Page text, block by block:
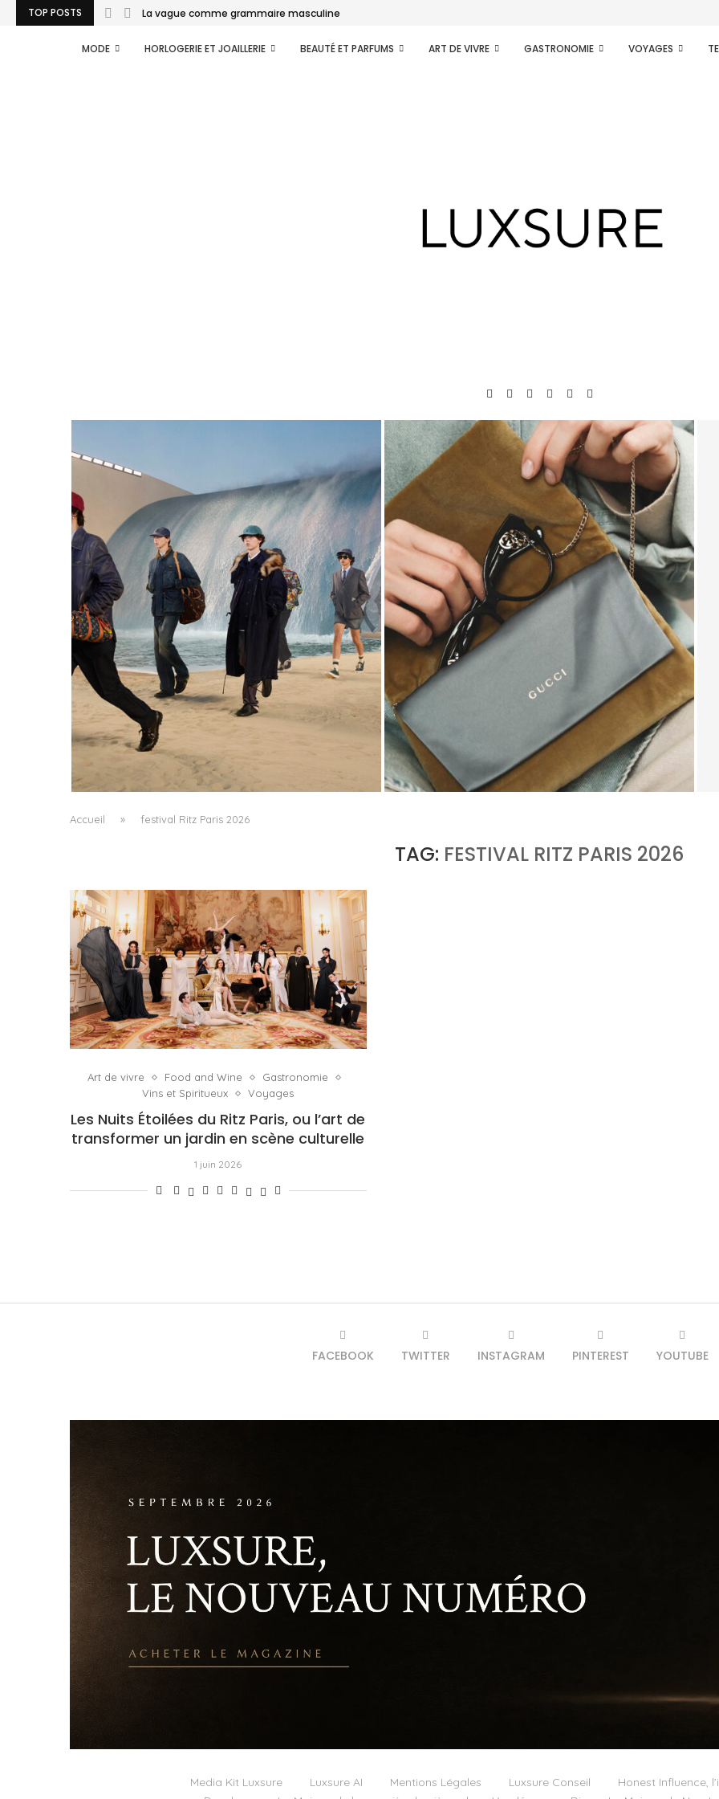
TOP POSTS La vague comme grammaire masculine
MODE HORLOGERIE ET JOAILLERIE BEAUTÉ ET PARFUMS ART DE VIVRE GASTRONOMIE VOYAGES
LA VAGUE COMME GRAMMAIRE MASCULINE
by PASCAL IAKOVOU
LE RETOUR DE KERING COMMENCE HORS DE
GUCCI
byPASCAL IAKOVOU
Accueil » festival Ritz Paris 2026
TAG: FESTIVAL RITZ PARIS 2026
Art de vivre Food and Wine
Gastronomie
Vins et Spiritueux
Voyages
Les Nuits Étoilées du Ritz Paris, ou l’art de
transformer un jardin en scène culturelle
1 juin 2026
FACEBOOK TWITTER INSTAGRAM PINTEREST YOUTUBE
Media Kit Luxsure Luxsure AI Mentions Légales Luxsure Conseil Honest Influence,